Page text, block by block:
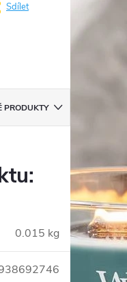
Sdílet
PRODUKTY
0.015 kg